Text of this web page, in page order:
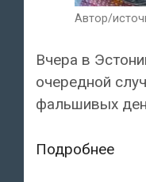
Автор/
Вчера в
очередной
фальшивых
ПодробнееВ